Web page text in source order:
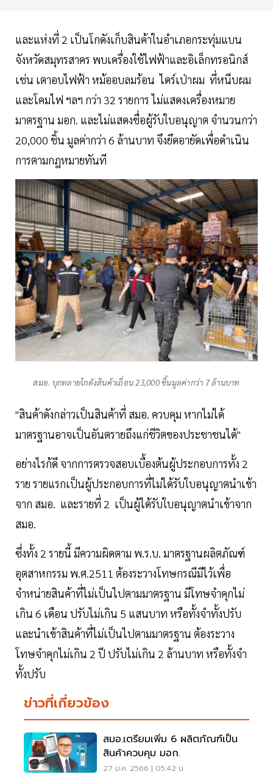
และแห่งที่ 2 เป็นโกดังเก็บสินค้าในอำเภอกระทุ่มแบน
จังหวัดสมุทรสาคร พบเครื่องใช้ไฟฟ้าและอิเล็กทรอนิกส์
เช่น เตาอบไฟฟ้า หม้ออบลมร้อน ไดร์เป่าผม ที่หนีบผม
และโคมไฟ ฯลฯ กว่า 32 รายการ ไม่แสดงเครื่องหมาย
มาตรฐาน มอก. และไม่แสดงชื่อผู้รับใบอนุญาต จำนวนกว่า
20,000 ชิ้น มูลค่ากว่า 6 ล้านบาท จึงยึดอายัดเพื่อดำเนิน
การตามกฎหมายทันที
สมอ. บุกทลายโกดังสินค้าเถื่อน 23,000 ชิ้นมูลค่ากว่า 7 ล้านบาท
"สินค้าดังกล่าวเป็นสินค้าที่ สมอ. ควบคุม หากไม่ได้
มาตรฐานอาจเป็นอันตรายถึงแก่ชีวิตของประชาชนได้"
อย่างไรก้ดี จากการตรวจสอบเบื้องต้นผู้ประกอบการทั้ง 2
ราย รายแรกเป็นผู้ประกอบการที่ไม่ได้รับใบอนุญาตนำเข้า
จาก สมอ. และรายที่ 2 เป็นผู้ได้รับใบอนุญาตนำเข้าจาก
สมอ.
ซึ่งทั้ง 2 รายนี้ มีความผิดตาม พ.ร.บ. มาตรฐานผลิตภัณฑ์
อุตสาหกรรม พ.ศ.2511 ต้องระวางโทษกรณีมีไว้เพื่อ
จำหน่ายสินค้าที่ไม่เป็นไปตามมาตรฐาน มีโทษจำคุกไม่
เกิน 6 เดือน ปรับไม่เกิน 5 แสนบาท หรือทั้งจำทั้งปรับ
และนำเข้าสินค้าที่ไม่เป็นไปตามมาตรฐาน ต้องระวาง
โทษจำคุกไม่เกิน 2 ปี ปรับไม่เกิน 2 ล้านบาท หรือทั้งจำ
ทั้งปรับ
ข่าวที่เกี่ยวข้อง
สมอ.เตรียมเพิ่ม 6 ผลิตภัณฑ์เป็น
สินค้าควบคุม มอก.
27 ม.ค. 2566 | 05:42 น.